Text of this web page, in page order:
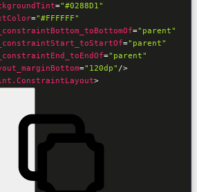
="#0288D1"
="#FFFFFF"
="parent"
="parent"
="parent"
="120dp" />
>